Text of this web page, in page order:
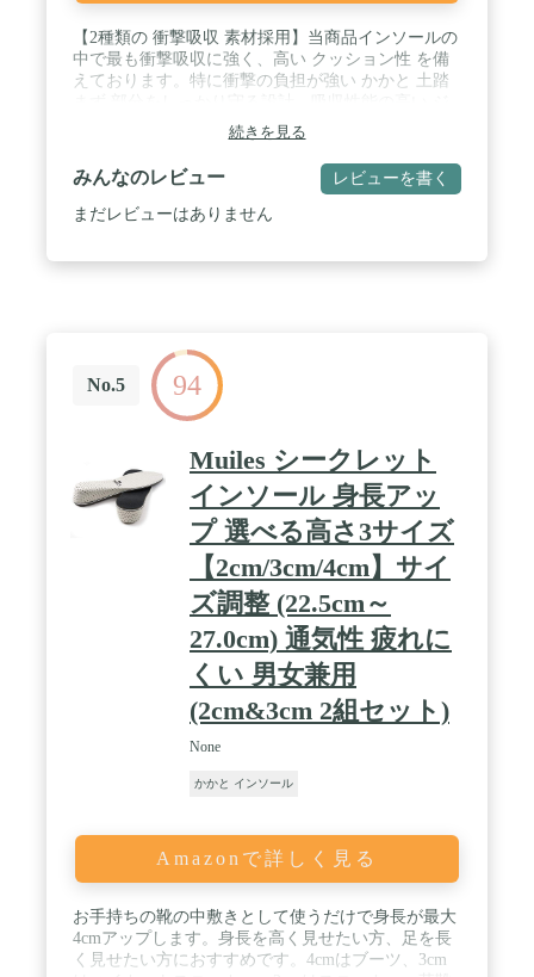
【2種類の 衝撃吸収 素材採用】当商品インソールの
中で最も衝撃吸収に強く、高い クッション性 を備
えております。特に衝撃の負担が強い かかと 土踏
ェル とPUの 低反発 素材を採用することで、吸収能
力を高め足の負担を減らします。 / 【足の悩み/負担
に対応】 扁平足 足底筋膜炎 (腱膜炎) 外反母趾 に加
え、膝の負担対策としても活躍します。衝撃吸収、
アーチサポート、過剰回内予防(かかとのサポート)
足 ~ ハイアーチ の方まで幅広い足のタイプでご活
用いただけます。 / 【消臭性能・各種シューズ対応
】蒸れやすい靴内対策として表面素材に、 通気性
の高いメッシュ素材を採用。窮屈な靴にはフィット
しませんが、 スニーカー ビジネスシューズ 安全靴
ゴルフシューズ など各種シューズにてご利用いただ
けます。 / 【疲労対策で 立ち仕事 でも活躍】 衝撃
吸収設計に加え、疲労の原因となる かかと のぐら
つきをTPU素材(ヒールカップの役割)が抑えます。
圧力分散とかかとの安定が、筋肉にかかる負担を和
らげます。 / 【商品分類/サイズ展開】タイプ: ハイ
クオリティ / サイズ XS:22cm～24cm S:24.5cm～
25.5cm M: 26㎝～27cm L:27.5cm～28.5cm XL:29cm～
31cm の5サイズ展開しており、男性 女性 共に 中敷
としてご活用いただけます。 ※ご利用の靴がピッタ
リサイズの場合、本商品のご活用にて窮屈になる場
合がございます。 / 【PT監修/1年保証/国内対応】当
商品は理学療法士である、日本のストアが商品企画
を行いました。アフターサービスも、日本人担当者
を行っておりますが、もし商品の不具合などござい
続きを見る
みんなのレビュー レビューを書く
まだレビューはありません
No.5 94
Muiles シークレット
インソール 身長アッ
プ 選べる高さ3サイズ
【2cm/3cm/4cm】サイ
ズ調整 (22.5cm～
27.0cm) 通気性 疲れに
くい 男女兼用
(2cm&3cm 2組セット)
None
かかと インソール
Amazonで詳しく見る
お手持ちの靴の中敷きとして使うだけで身長が最大
4cmアップします。身長を高く見せたい方、足を長
く見せたい方におすすめです。4cmはブーツ、3cm